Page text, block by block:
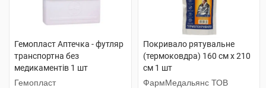
Гемопласт Аптечка - футляр
транспортна без
медикаментів 1 шт
Гемопласт
Покривало рятувальне
(термоковдра) 160 см х 210
см 1 шт
ФармМедальянс ТОВ